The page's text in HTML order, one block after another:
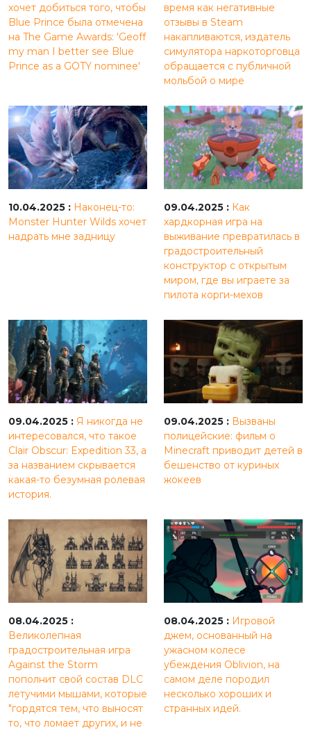
хочет добиться того, чтобы
Blue Prince была отмечена
на The Game Awards: 'Geoff
my man I better see Blue
Prince as a GOTY nominee'
время как негативные
отзывы в Steam
накапливаются, издатель
симулятора наркоторговца
обращается с публичной
мольбой о мире
10.04.2025 : Наконец-то:
Monster Hunter Wilds хочет
надрать мне задницу
09.04.2025 : Как
хардкорная игра на
выживание превратилась в
градостроительный
конструктор с открытым
миром, где вы играете за
пилота корги-мехов
09.04.2025 : Я никогда не
интересовался, что такое
Clair Obscur: Expedition 33, а
за названием скрывается
какая-то безумная ролевая
история.
09.04.2025 : Вызваны
полицейские: фильм о
Minecraft приводит детей в
бешенство от куриных
жокеев
08.04.2025 :
Великолепная
градостроительная игра
Against the Storm
пополнит свой состав DLC
летучими мышами, которые
"гордятся тем, что выносят
то, что ломает других, и не
08.04.2025 : Игровой
джем, основанный на
ужасном колесе
убеждения Oblivion, на
самом деле породил
несколько хороших и
странных идей.